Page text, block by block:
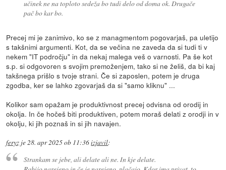
učinek ne na toploto sedeža bo tudi delo od doma ok. Drugače
pač bo kar bo.
Precej mi je zanimivo, ko se z managmentom pogovarjaš, pa uletijo
s takšnimi argumenti. Kot, da se večina ne zaveda da si tudi ti v
nekem "IT področju" in da nekaj malega veš o varnosti. Pa še kot
s.p. si odgovoren s svojim premoženjem, tako si ne želiš, da bi kaj
takšnega prišlo s tvoje strani. Če si zaposlen, potem je druga
zgodba, ker se lahko zgovarjaš da si "samo kliknu" ...
Kolikor sam opažam je produktivnost precej odvisna od orodij in
okolja. In če hočeš biti produktiven, potem moraš delati z orodji in v
okolju, ki jih poznaš in si jih navajen.
feryz je28. apr 2025 ob 11:36izjavil:
Strankam se jebe, ali delate ali ne. In kje delate.